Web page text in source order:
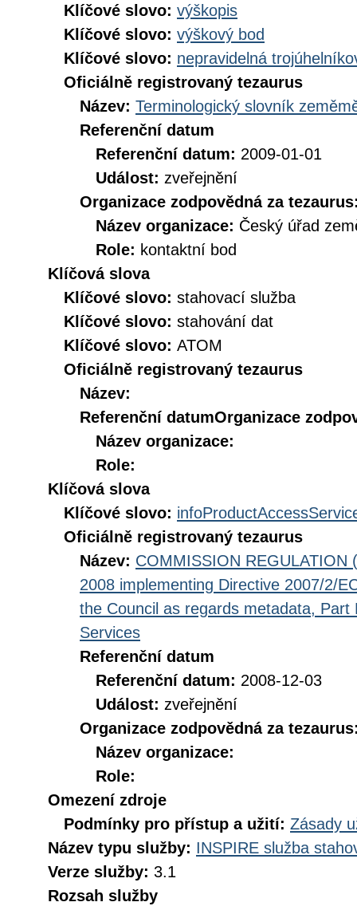
Klíčové slovo: výškopis
Klíčové slovo: výškový bod
Klíčové slovo: nepravidelná
Oficiálně registrovaný tezaurus
Název: Terminologický slovník
Referenční datum
Referenční datum: 2009-01-01
Událost: zveřejnění
Organizace zodpovědná za
Název organizace: Český úřad
Role: kontaktní bod
Klíčová slova
Klíčové slovo: stahovací služba
Klíčové slovo: stahování dat
Klíčové slovo: ATOM
Oficiálně registrovaný tezaurus
Název:
Referenční datumOrganizace
Název organizace:
Role:
Klíčová slova
Klíčové slovo:
Oficiálně registrovaný tezaurus
Název: COMMISSION REGULATION
2008 implementing Directive 2007/2/
the Council as regards metadata,
Services
Referenční datum
Referenční datum: 2008-12-03
Událost: zveřejnění
Organizace zodpovědná za
Název organizace:
Role:
Omezení zdroje
Podmínky pro přístup a užití: Zásady
Název typu služby: INSPIRE služba
Verze služby: 3.1
Rozsah služby